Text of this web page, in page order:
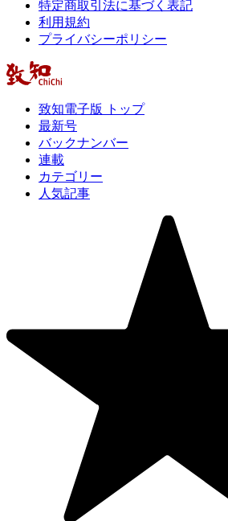
特定商取引法に基づく表記
利用規約
プライバシーポリシー
致知電子版 トップ
最新号
バックナンバー
連載
カテゴリー
人気記事